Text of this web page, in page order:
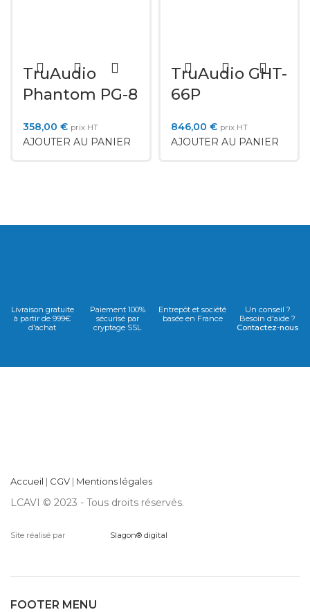
TruAudio
Phantom PG-8
358,00 € prix HT
AJOUTER AU PANIER
TruAudio GHT-
66P
846,00 € prix HT
AJOUTER AU PANIER
Livraison gratuite
à partir de 999€
d'achat
Paiement 100%
sécurisé par
cryptage SSL
Entrepôt et société
basée en France
Un conseil ?
Besoin d'aide ?
Contactez-nous
Accueil | CGV | Mentions légales
LCAVI © 2023 - Tous droits réservés.
Site réalisé par Slagon® digital
FOOTER MENU